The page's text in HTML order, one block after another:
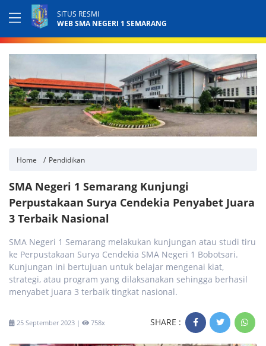
SITUS RESMI
WEB SMA NEGERI 1 SEMARANG
Home Pendidikan
SMA Negeri 1 Semarang Kunjungi
Perpustakaan Surya Cendekia Penyabet Juara
3 Terbaik Nasional
SMA Negeri 1 Semarang melakukan kunjungan atau studi tiru
ke Perpustakaan Surya Cendekia SMA Negeri 1 Bobotsari.
Kunjungan ini bertujuan untuk belajar mengenai kiat,
strategi, atau program yang dilaksanakan sehingga berhasil
menyabet juara 3 terbaik tingkat nasional.
25 September 2023 | 758x SHARE :